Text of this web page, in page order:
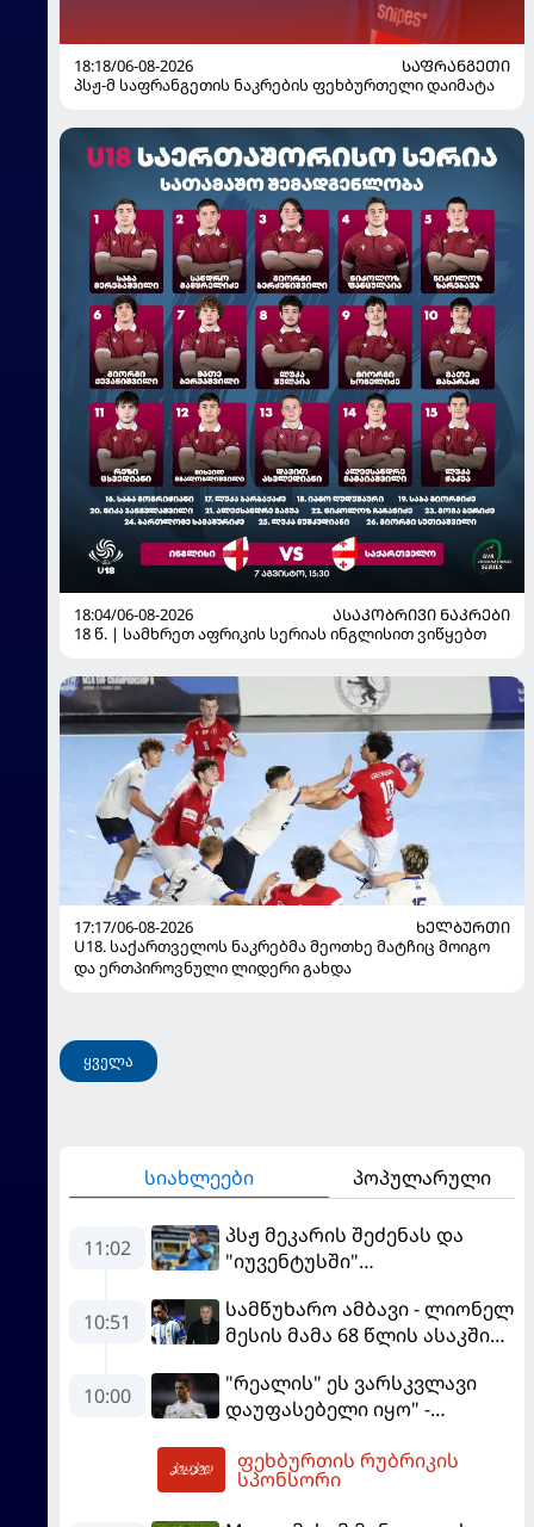
18:18/06-08-2026
ᲡᲐᲤᲠᲐᲜᲒᲔᲗᲘ
პსჟ-მ საფრანგეთის ნაკრების ფეხბურთელი დაიმატა
18:04/06-08-2026
ᲐᲡᲐᲙᲝᲑᲠᲘᲕᲘ ᲜᲐᲙᲠᲔᲑᲘ
18 წ. | სამხრეთ აფრიკის სერიას ინგლისით ვიწყებთ
17:17/06-08-2026
ᲮᲔᲚᲑᲣᲠᲗᲘ
U18. საქართველოს ნაკრებმა მეოთხე მატჩიც მოიგო
და ერთპიროვნული ლიდერი გახდა
ყველა
სიახლეები პოპულარული
11:02
პსჟ მეკარის შეძენას და
"იუვენტუსში"
10:51
სამწუხარო ამბავი - ლიონელ
მესის მამა 68 წლის ასაკში
10:00
"რეალის" ეს ვარსკვლავი
დაუფასებელი იყო" -
თანაგუნდელზე ისაუბრა
ფეხბურთის რუბრიკის
სპონსორი